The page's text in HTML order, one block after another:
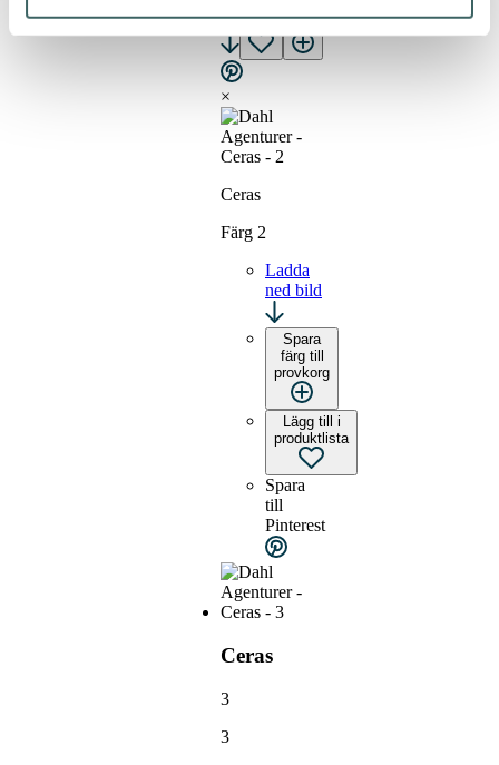
×
Ceras
Färg 2
Ladda
ned bild
Spara
färg till
provkorg
Lägg till i
produktlista
Spara
till
Pinterest
Ceras
3
3